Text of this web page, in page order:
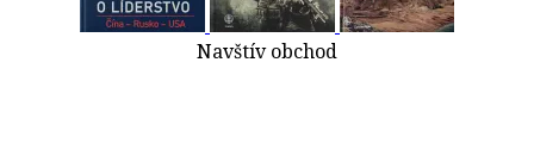
Navštív obchod